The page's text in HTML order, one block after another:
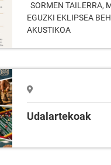
SORMEN TAILERRA,
EGUZKI EKLIPSEA
AKUSTIKOA
Udalartekoak